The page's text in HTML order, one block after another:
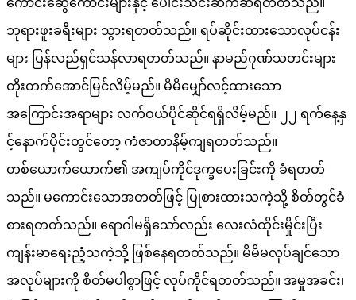
ဘုရားဖူးခရီးများ သွားရတတ်သည်။ ရပ်ဆိုင်းထားသောလုပ်ငန်း
များ ပြန်လည်ရှင်သန်လာရတတ်သည်။ နာမည်ဂုဏ်သတင်းများ
တိုးတက်အောင်မြင်လိမ့်မည်။ မိမိမျှော်လင့်ထားသော
အကြောင်းအရာများ လက်ဝယ်ပိုင်ဆိုင်ရရှိလိမ့်မည်။ ၂၂ ရက်နေ့နှ
င့်နောက်ပိုင်းတွင်တော့ ကံဇာတာနိမ့်ကျရတတ်သည်။
တစ်ယောက်ယောက်၏ အကျပ်ကိုင်ဒုက္ခပေးခြင်းကို ခံရတတ်
သည်။ မကောင်းသောအတတ်ဖြင့် ပြုစားထားသကဲ့သို့ စိတ်တွင်ခံ
စားရတတ်သည်။ ရောဂါမရှိသော်လည်း လေးလံထိုင်းမှိုင်းပြီး
ကျန်းမာရေးညံ့သကဲ့သို့ ဖြစ်နေရတတ်သည်။ မိမိမလုပ်ချင်သော
အလုပ်များကို စိတ်မပါစွာဖြင့် လုပ်ကိုင်ရတတ်သည်။ အမှုအခင်း၊